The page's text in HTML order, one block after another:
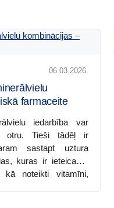
06.03.2026.
farmaceite
iedarbība var
otru. Tieši tādēļ ir
sastapt uztura
kuras ir ieteicams
noteikti vitamīni,